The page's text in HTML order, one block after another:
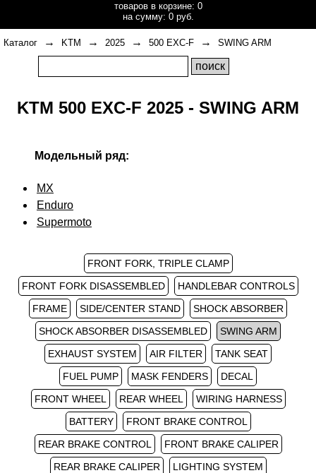
товаров в корзине: 0
на сумму: 0 руб.
Каталог → KTM → 2025 → 500 EXC-F → SWING ARM
KTM 500 EXC-F 2025 - SWING ARM
Модельный ряд:
MX
Enduro
Supermoto
FRONT FORK, TRIPLE CLAMP
FRONT FORK DISASSEMBLED
HANDLEBAR CONTROLS
FRAME
SIDE/CENTER STAND
SHOCK ABSORBER
SHOCK ABSORBER DISASSEMBLED
SWING ARM
EXHAUST SYSTEM
AIR FILTER
TANK SEAT
FUEL PUMP
MASK FENDERS
DECAL
FRONT WHEEL
REAR WHEEL
WIRING HARNESS
BATTERY
FRONT BRAKE CONTROL
REAR BRAKE CONTROL
FRONT BRAKE CALIPER
REAR BRAKE CALIPER
LIGHTING SYSTEM